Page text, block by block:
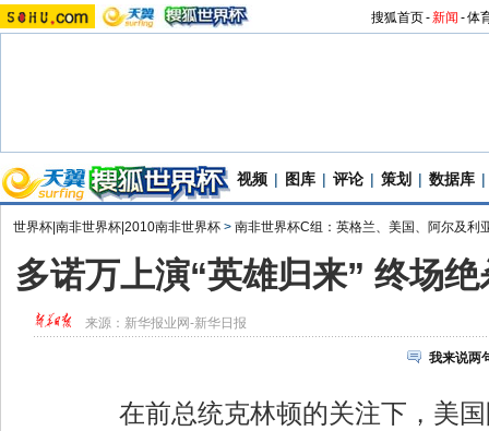
搜狐首页-新闻 -体
视频 | 图库 | 评论 | 策划 | 数据库 |
世界杯|南非世界杯|2010南非世界杯 > 南非世界杯C组：英格兰、美国、阿尔及利
多诺万上演“英雄归来” 终场
来源： 新华报业网-新华日报
我来说两
在前总统克林顿的关注下，美国